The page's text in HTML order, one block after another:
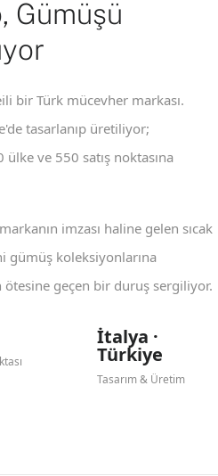
Gümüşü
bir Türk mücevher markası.
tasarlanıp üretiliyor;
ülke ve 550 satış noktasına
imzası haline gelen sıcak
gümüş koleksiyonlarına
ötesine geçen bir duruş sergiliyor.
İtalya ·
Türkiye
Tasarım & Üretim